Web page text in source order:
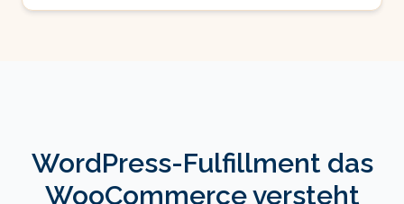
WordPress-Fulfillment das
WooCommerce versteht